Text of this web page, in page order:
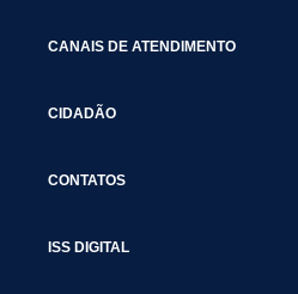
CANAIS DE ATENDIMENTO
CIDADÃO
CONTATOS
ISS DIGITAL